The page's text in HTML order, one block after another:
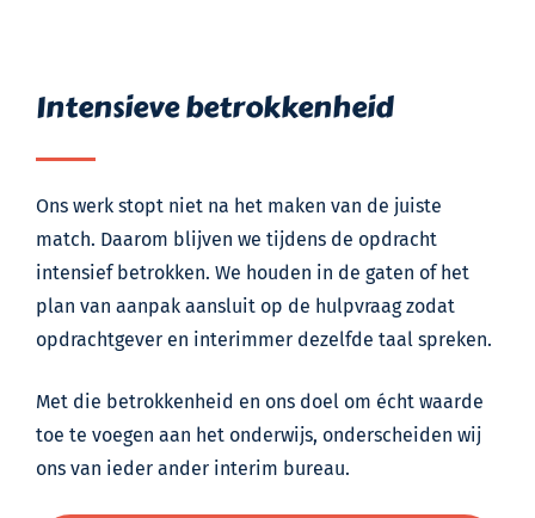
Intensieve betrokkenheid
Ons werk stopt niet na het maken van de juiste
match. Daarom blijven we tijdens de opdracht
intensief betrokken. We houden in de gaten of het
plan van aanpak aansluit op de hulpvraag zodat
opdrachtgever en interimmer dezelfde taal spreken.
Met die betrokkenheid en ons doel om écht waarde
toe te voegen aan het onderwijs, onderscheiden wij
ons van ieder ander interim bureau.